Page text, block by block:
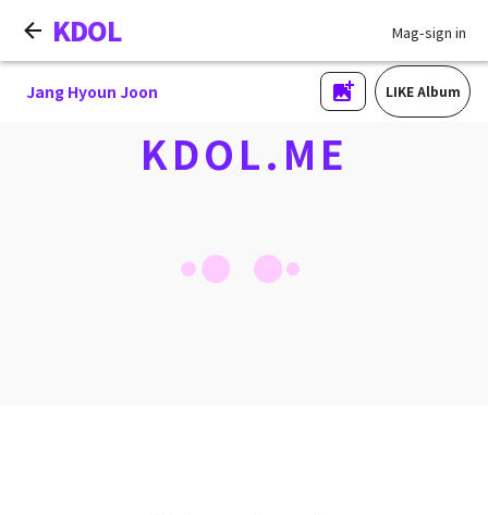
KDOL Mag-sign in
Jang Hyoun Joon LIKE Album
KDOL.ME